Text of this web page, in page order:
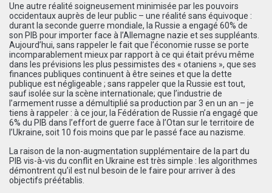
Une autre réalité soigneusement minimisée par les pouvoirs
occidentaux auprès de leur public – une réalité sans équivoque :
durant la seconde guerre mondiale, la Russie a engagé 60% de
son PIB pour importer face à l’Allemagne nazie et ses suppléants.
Aujourd’hui, sans rappeler le fait que l’économie russe se porte
incomparablement mieux par rapport à ce qui était prévu même
dans les prévisions les plus pessimistes des « otaniens », que ses
finances publiques continuent à être seines et que la dette
publique est négligeable ; sans rappeler que la Russie est tout,
sauf isolée sur la scène internationale; que l’industrie de
l’armement russe a démultiplié sa production par 3 en un an – je
tiens à rappeler : à ce jour, la Fédération de Russie n’a engagé que
6% du PIB dans l’effort de guerre face à l’Otan sur le territoire de
l’Ukraine, soit 10 fois moins que par le passé face au nazisme.
La raison de la non-augmentation supplémentaire de la part du
PIB vis-à-vis du conflit en Ukraine est très simple : les algorithmes
démontrent qu’il est nul besoin de le faire pour arriver à des
objectifs préétablis.